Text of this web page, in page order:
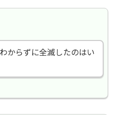
からずに全滅したのはい